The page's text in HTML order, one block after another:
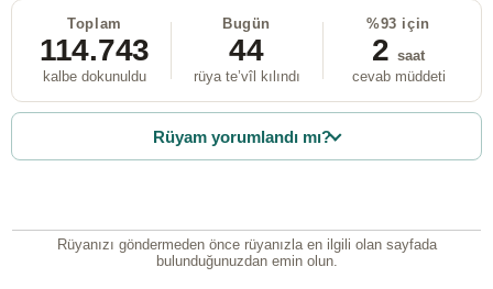
Toplam
114.743
kalbe dokunuldu
Bugün
44
rüya te’vîl kılındı
%93 için
2 saat
cevab müddeti
Rüyam yorumlandı mı?
Rüyanızı göndermeden önce rüyanızla en ilgili olan sayfada
bulunduğunuzdan emin olun.